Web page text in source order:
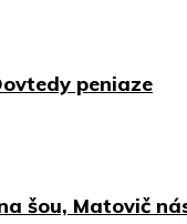
peniaze
šou, Matovič